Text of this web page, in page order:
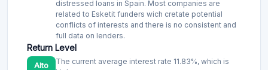
distressed loans in Spain. Most companies are
related to Esketit funders wich cretate potential
conflicts of interests and there is no consistent and
full data on lenders.
Return Level
Alto
The current average interest rate 11.83%, which is